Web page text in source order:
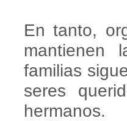
En tanto,
mantienen
familias
seres
hermanos.